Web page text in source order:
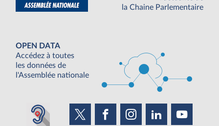
la Chaine Parlementaire
OPEN DATA
Accédez à toutes
les données de
l'Assemblée nationale